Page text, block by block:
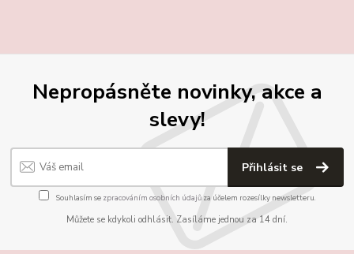
Nepropásněte novinky, akce a
slevy!
Přihlásit se
Souhlasím se zpracováním osobních údajůza účelem rozesílky newsletteru.
Můžete se kdykoli odhlásit. Zasíláme jednou za 14 dní.